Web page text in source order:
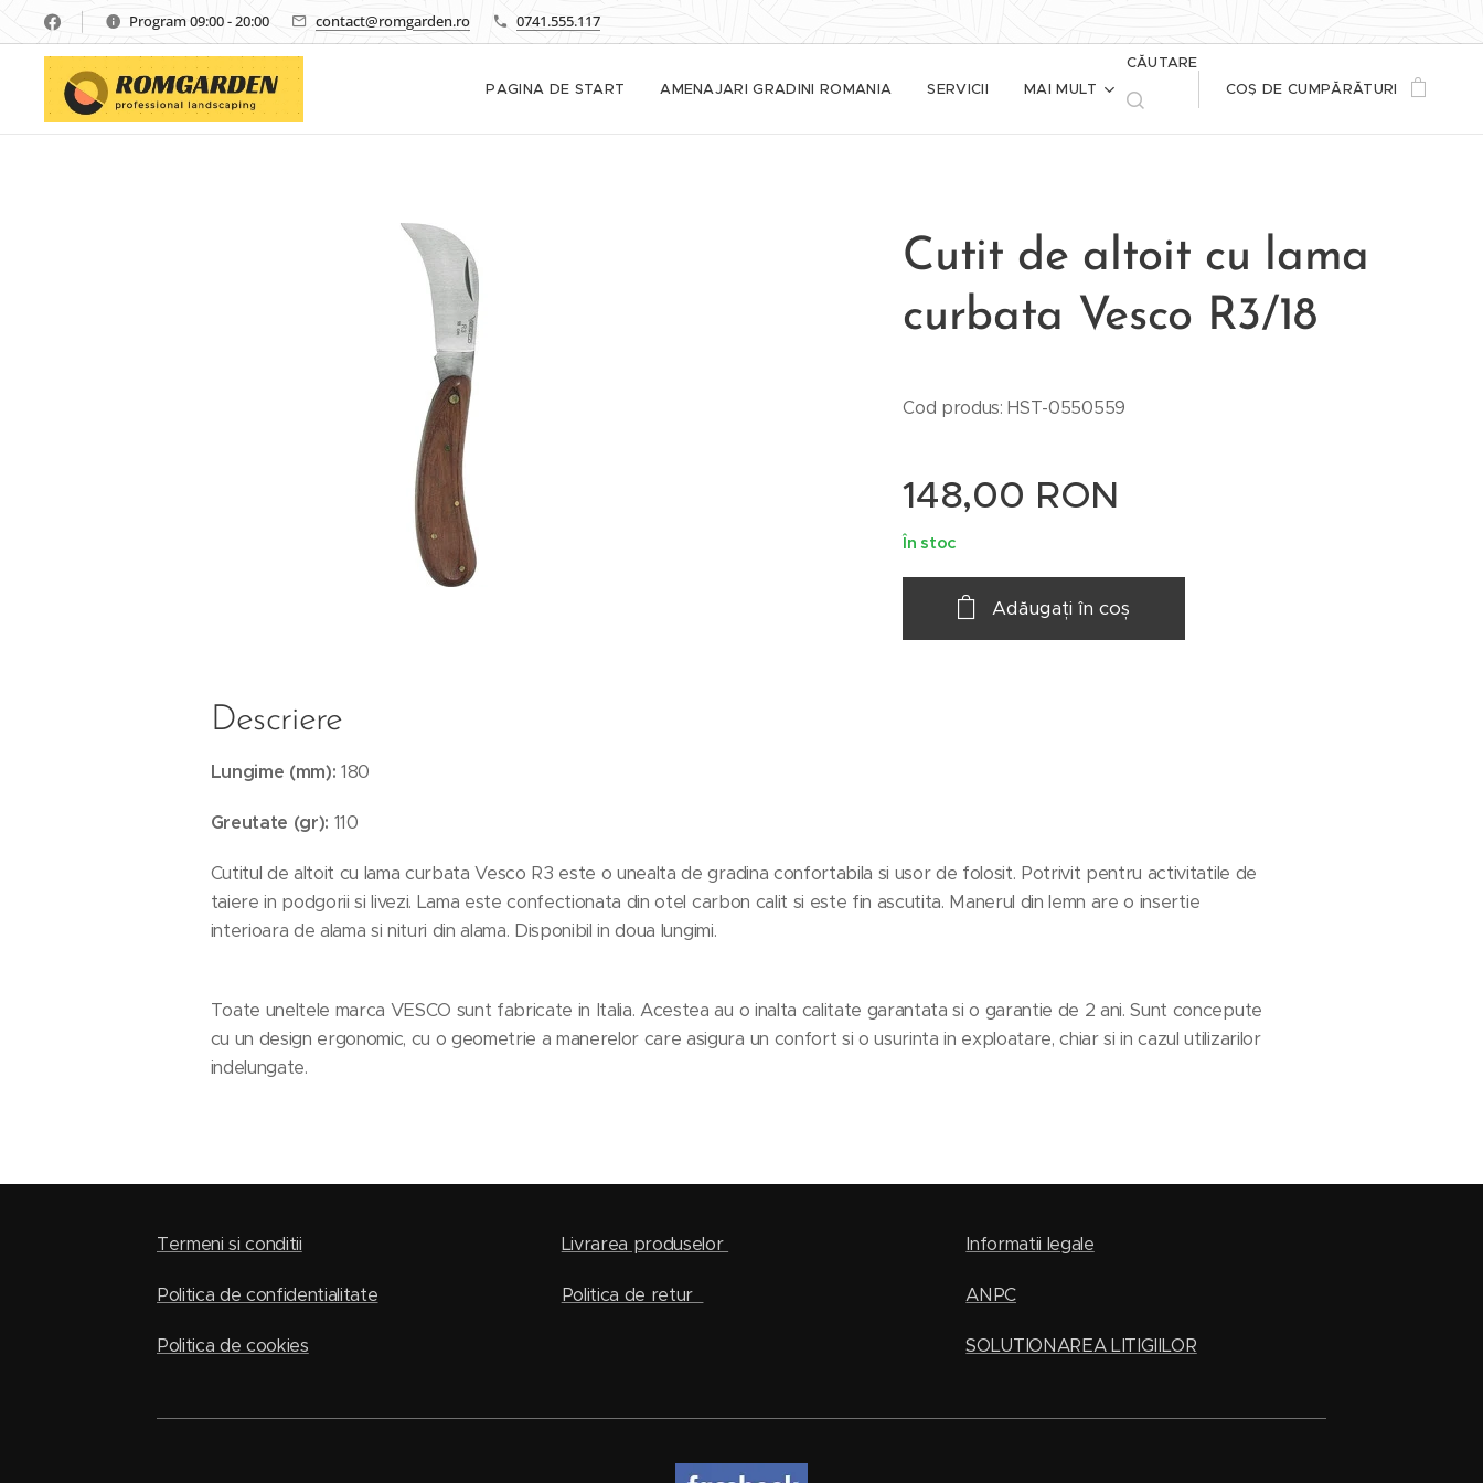
Program 09:00 - 20:00 contact@romgarden.ro 0741.555.117
PAGINA DE START AMENAJARI GRADINI ROMANIA SERVICII MAI MULT
CĂUTARE
COȘ DE CUMPĂRĂTURI
Cutit de altoit cu lama
curbata Vesco R3/18
Cod produs: HST-0550559
148,00 RON
În stoc
Adăugați în coș
Descriere
Lungime (mm): 180
Greutate (gr): 110
Cutitul de altoit cu lama curbata Vesco R3 este o unealta de gradina confortabila si usor de folosit. Potrivit pentru activitatile de
taiere in podgorii si livezi. Lama este confectionata din otel carbon calit si este fin ascutita. Manerul din lemn are o insertie
interioara de alama si nituri din alama. Disponibil in doua lungimi.
Toate uneltele marca VESCO sunt fabricate in Italia. Acestea au o inalta calitate garantata si o garantie de 2 ani. Sunt concepute
cu un design ergonomic, cu o geometrie a manerelor care asigura un confort si o usurinta in exploatare, chiar si in cazul utilizarilor
indelungate.
Termeni si conditii
Politica de confidentialitate
Politica de cookies
Livrarea produselor
Politica de retur
Informatii legale
ANPC
SOLUTIONAREA LITIGIILOR